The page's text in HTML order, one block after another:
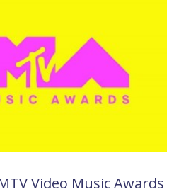
Video Music Awards